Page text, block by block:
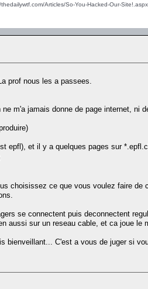
Articles/So-You-Hacked-Our-Site!.aspx
prof nous les a passees.
m'a jamais donne de page internet,
epfl), et il y a quelques pages sur
choisissez ce que vous voulez faire
se connectent puis deconnectent
sur un reseau cable, et ca joue le
bienveillant... C'est a vous de juger si